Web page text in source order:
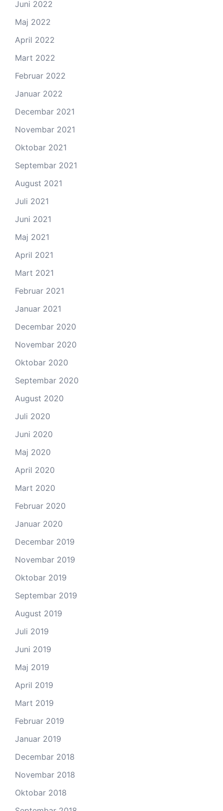
Juni 2022
Maj 2022
April 2022
Mart 2022
Februar 2022
Januar 2022
Decembar 2021
Novembar 2021
Oktobar 2021
Septembar 2021
August 2021
Juli 2021
Juni 2021
Maj 2021
April 2021
Mart 2021
Februar 2021
Januar 2021
Decembar 2020
Novembar 2020
Oktobar 2020
Septembar 2020
August 2020
Juli 2020
Juni 2020
Maj 2020
April 2020
Mart 2020
Februar 2020
Januar 2020
Decembar 2019
Novembar 2019
Oktobar 2019
Septembar 2019
August 2019
Juli 2019
Juni 2019
Maj 2019
April 2019
Mart 2019
Februar 2019
Januar 2019
Decembar 2018
Novembar 2018
Oktobar 2018